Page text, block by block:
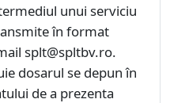
unui serviciu
în format
splt@spltbv.ro.
dosarul se depun în
de a prezenta